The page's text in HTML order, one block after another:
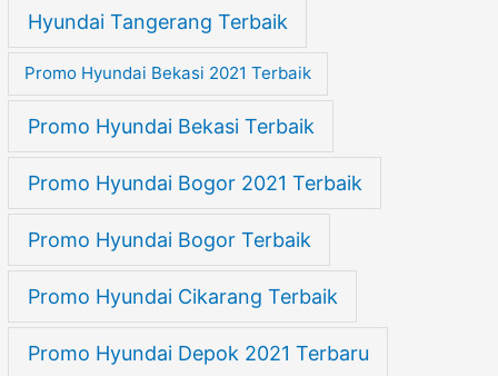
Hyundai Tangerang Terbaik
Promo Hyundai Bekasi 2021 Terbaik
Promo Hyundai Bekasi Terbaik
Promo Hyundai Bogor 2021 Terbaik
Promo Hyundai Bogor Terbaik
Promo Hyundai Cikarang Terbaik
Promo Hyundai Depok 2021 Terbaru